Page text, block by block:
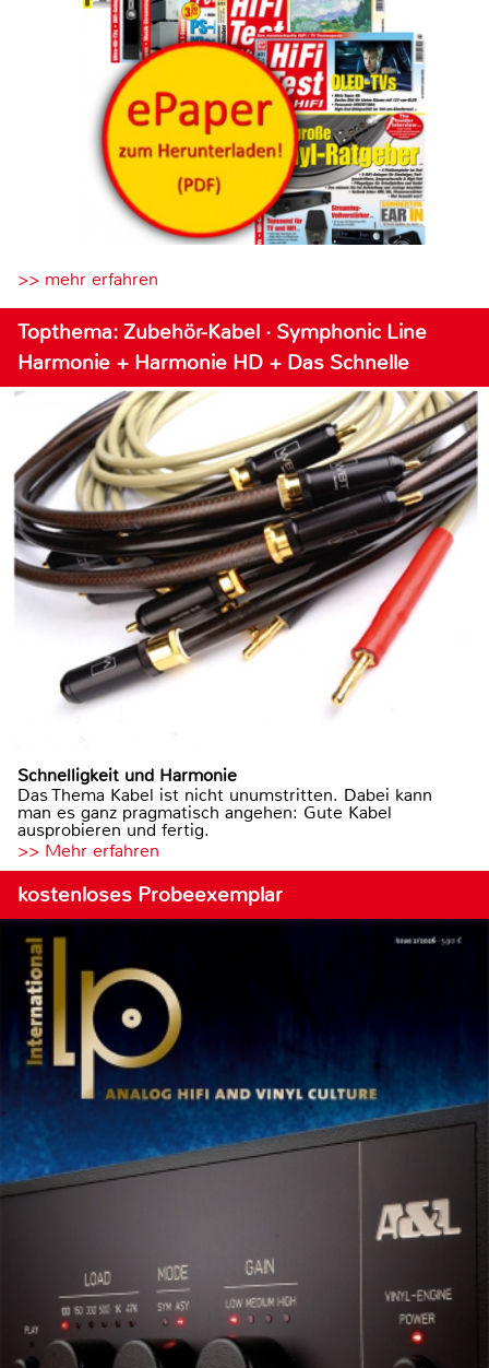
>> mehr erfahren
Topthema: Zubehör-Kabel · Symphonic Line
Harmonie + Harmonie HD + Das Schnelle
Schnelligkeit und Harmonie
Das Thema Kabel ist nicht unumstritten. Dabei kann
man es ganz pragmatisch angehen: Gute Kabel
ausprobieren und fertig.
>> Mehr erfahren
kostenloses Probeexemplar